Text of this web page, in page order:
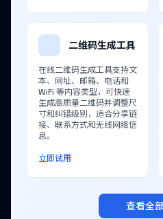
二维码生成工具
在线二维码生成工具支持文
本、网址、邮箱、电话和
WiFi 等内容类型，可快速
生成高质量二维码并调整尺
寸和纠错级别，适合分享链
接、联系方式和无线网络信
息。
立即试用
查看全